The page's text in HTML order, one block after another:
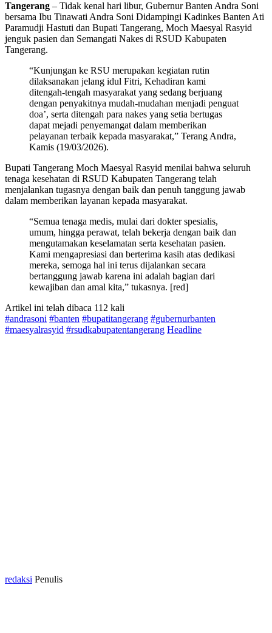
Tangerang – Tidak kenal hari libur, Gubernur Banten Andra Soni
bersama Ibu Tinawati Andra Soni Didampingi Kadinkes Banten Ati
Paramudji Hastuti dan Bupati Tangerang, Moch Maesyal Rasyid
jenguk pasien dan Semangati Nakes di RSUD Kabupaten
Tangerang.
“Kunjungan ke RSU merupakan kegiatan rutin
dilaksanakan jelang idul Fitri, Kehadiran kami
ditengah-tengah masyarakat yang sedang berjuang
dengan penyakitnya mudah-mudahan menjadi penguat
doa’, serta ditengah para nakes yang setia bertugas
dapat mejadi penyemangat dalam memberikan
pelayanan terbaik kepada masyarakat,” Terang Andra,
Kamis (19/03/2026).
Bupati Tangerang Moch Maesyal Rasyid menilai bahwa seluruh
tenaga kesehatan di RSUD Kabupaten Tangerang telah
menjalankan tugasnya dengan baik dan penuh tanggung jawab
dalam memberikan layanan kepada masyarakat.
“Semua tenaga medis, mulai dari dokter spesialis,
umum, hingga perawat, telah bekerja dengan baik dan
mengutamakan keselamatan serta kesehatan pasien.
Kami mengapresiasi dan berterima kasih atas dedikasi
mereka, semoga hal ini terus dijalankan secara
bertanggung jawab karena ini adalah bagian dari
kewajiban dan amal kita,” tukasnya. [red]
Artikel ini telah dibaca 112 kali
#andrasoni #banten #bupatitangerang #gubernurbanten
#maesyalrasyid #rsudkabupatentangerang Headline
redaksi Penulis